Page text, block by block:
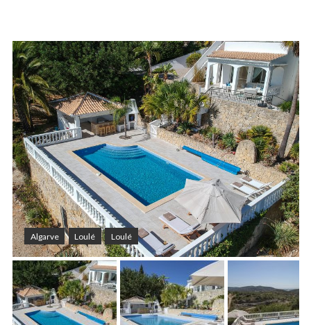
Algarve Loulé Loulé